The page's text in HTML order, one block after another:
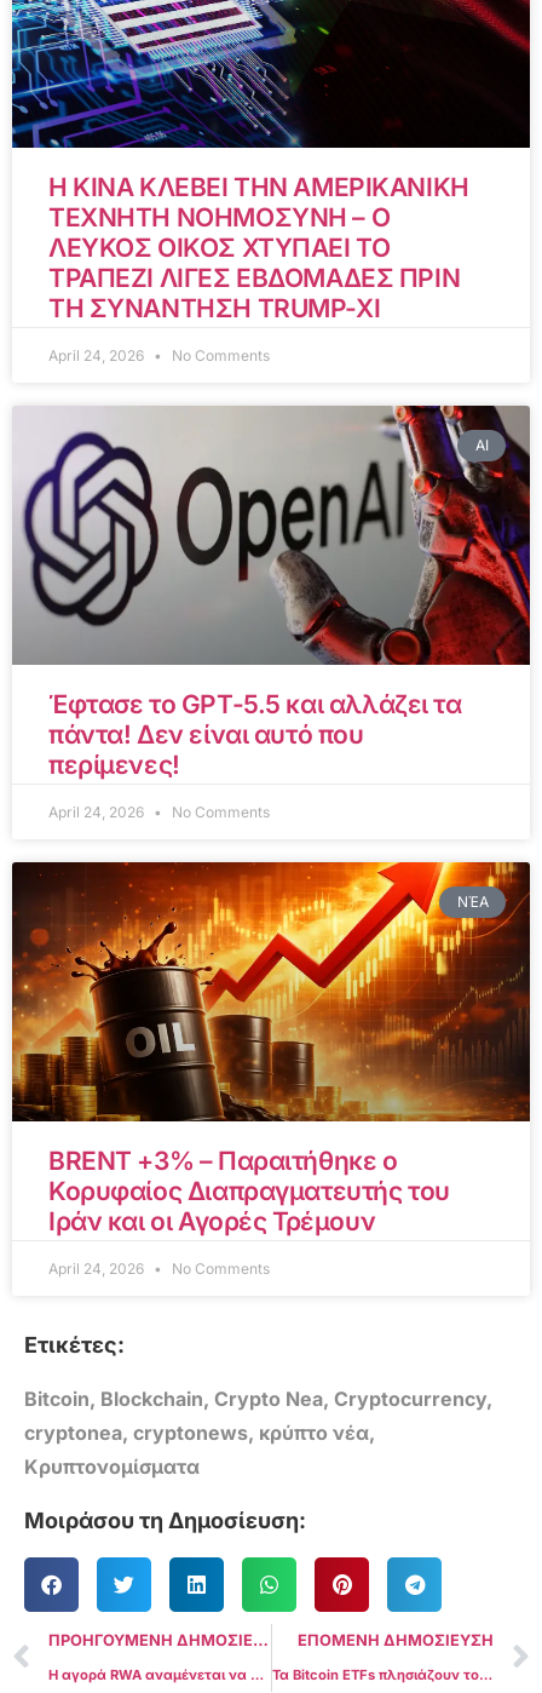
Η ΚΙΝΑ ΚΛΕΒΕΙ ΤΗΝ ΑΜΕΡΙΚΑΝΙΚΗ
ΤΕΧΝΗΤΗ ΝΟΗΜΟΣΥΝΗ – Ο
ΛΕΥΚΟΣ ΟΙΚΟΣ ΧΤΥΠΑΕΙ ΤΟ
ΤΡΑΠΕΖΙ ΛΙΓΕΣ ΕΒΔΟΜΑΔΕΣ ΠΡΙΝ
ΤΗ ΣΥΝΑΝΤΗΣΗ TRUMP-XI
April 24, 2026 No Comments
AI
Έφτασε το GPT-5.5 και αλλάζει τα
πάντα! Δεν είναι αυτό που
περίμενες!
April 24, 2026 No Comments
ΝΈΑ
BRENT +3% – Παραιτήθηκε ο
Κορυφαίος Διαπραγματευτής του
Ιράν και οι Αγορές Τρέμουν
April 24, 2026 No Comments
Ετικέτες:
Bitcoin, Blockchain, Crypto Nea, Cryptocurrency,
cryptonea, cryptonews, κρύπτο νέα,
Κρυπτονομίσματα
Μοιράσου τη Δημοσίευση:
ΠΡΟΗΓΟΥΜΕΝΗ ΔΗΜΟΣΙΕΥΣΗ
Η αγορά RWA αναμένεται να φτάσει τα 600 δισεκατομμύρια δολάρια σε πέντε χρόνια: Έκθεση BCG
ΕΠΟΜΕΝΗ ΔΗΜΟΣΙΕΥΣΗ
Τα Bitcoin ETFs πλησιάζουν το 1 δισεκατομμύριο δολάρια σε ημερήσιες εισροές, πυροδοτώντας FOMO και κίνδυνο αιχμής νέας τιμής του BTC